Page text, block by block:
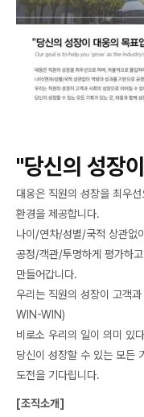
"당신의 성장
대웅은 직원의 성장을 최우
환경을 제공합니다.
나이/연차/성별/국적 상관없
공정/객관/투명하게 평가하
만들어갑니다.
우리는 직원의 성장이 고객
WIN-WIN)
비로소 우리의 일이 의미 있
당신이 성장할 수 있는 모든
도전을 기다립니다.
[조직소개]